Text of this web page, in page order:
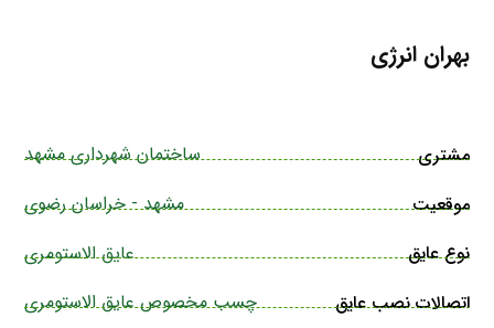
بهران انرژی
مشتری
ساختمان شهرداری مشهد
موقعیت
مشهد - خراسان رضوی
نوع عایق
عایق الاستومری
اتصالات نصب عایق
چسب مخصوص عایق الاستومری